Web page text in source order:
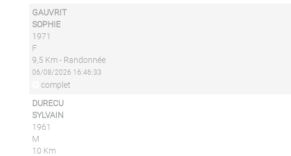
GAUVRIT
SOPHIE
1971
F
9,5 Km - Randonnée
06/08/2026 16:46:33
complet
DURECU
SYLVAIN
1961
M
10 Km